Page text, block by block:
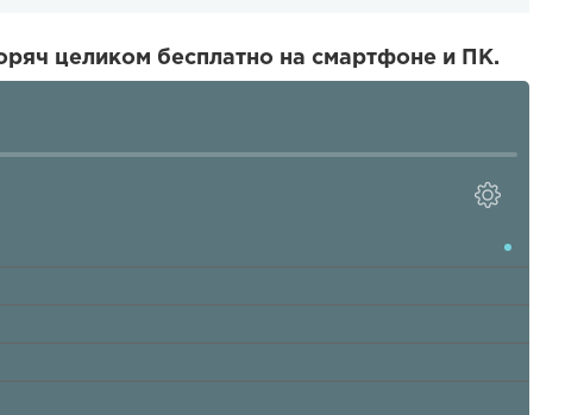
целиком бесплатно на смартфоне и ПК.